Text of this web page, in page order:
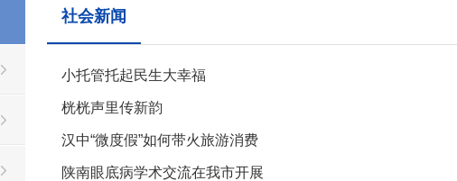
社会新闻
小托管托起民生大幸福
桄桄声里传新韵
汉中“微度假”如何带火旅游消费
陕南眼底病学术交流在我市开展